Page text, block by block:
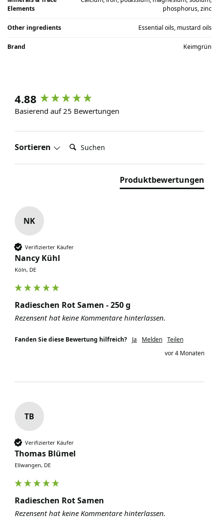
Elements
phosphorus, zinc
Other ingredients Essential oils, mustard oils
Brand Keimgrün
4.88
Basierend auf 25 Bewertungen
Sortieren Suchen:
Produktbewertungen
NK
Verifizierter Käufer
Nancy Kühl
Köln, DE
Radieschen Rot Samen - 250 g
Rezensent hat keine Kommentare hinterlassen.
Fanden Sie diese Bewertung hilfreich? Ja Melden Teilen
vor 4 Monaten
TB
Verifizierter Käufer
Thomas Blümel
Ellwangen, DE
Radieschen Rot Samen
Rezensent hat keine Kommentare hinterlassen.